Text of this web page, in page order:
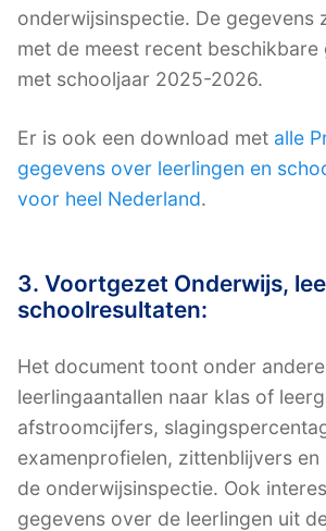
onderwijsinspectie. De gegevens
met de meest recent beschikbare
met schooljaar 2025-2026.
Er is ook een download met alle
gegevens over leerlingen en
voor heel Nederland.
3. Voortgezet Onderwijs,
schoolresultaten:
Het document toont onder andere
leerlingaantallen naar klas of
afstroomcijfers,
examenprofielen, zittenblijvers en
de onderwijsinspectie. Ook
gegevens over de leerlingen uit